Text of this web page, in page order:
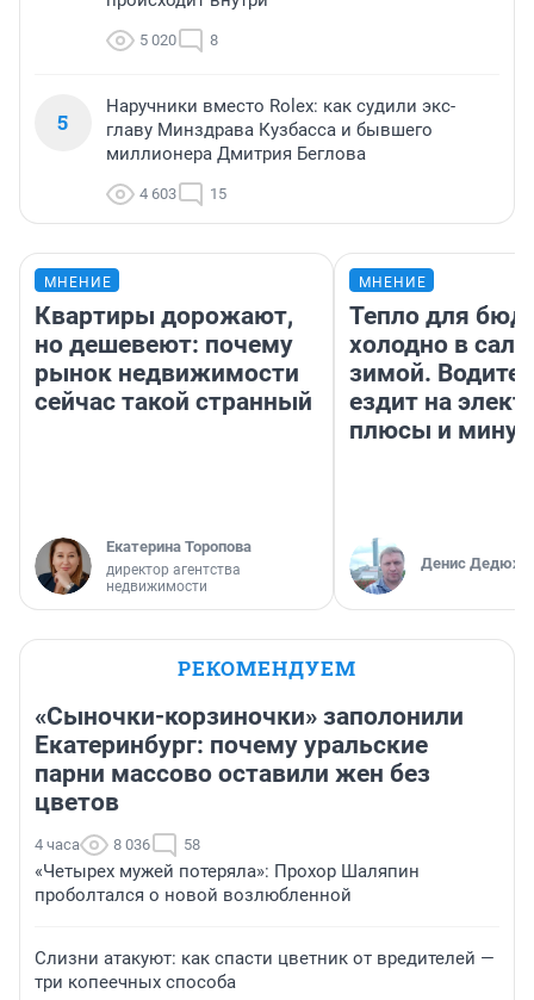
5 020 8
5
Наручники вместо Rolex: как судили экс-
главу Минздрава Кузбасса и бывшего
миллионера Дмитрия Беглова
4 603 15
МНЕНИЕ
Квартиры дорожают,
но дешевеют: почему
рынок недвижимости
сейчас такой странный
Екатерина Торопова
директор агентства
недвижимости
МНЕНИЕ
Тепло для
холодно в
зимой.
ездит на
плюсы и
Денис
РЕКОМЕНДУЕМ
«Сыночки-корзиночки» заполонили
Екатеринбург: почему уральские
парни массово оставили жен без
цветов
4 часа 8 036 58
«Четырех мужей потеряла»: Прохор Шаляпин
проболтался о новой возлюбленной
Слизни атакуют: как спасти цветник от вредителей —
три копеечных способа